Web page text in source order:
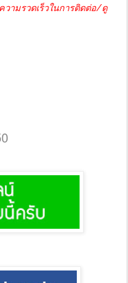
ามรวดเร็วในการติดต่อ/ดู